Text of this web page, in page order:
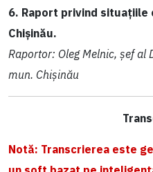
6. Raport privind
Chișinău.
Raportor: Oleg Melnic, șef al
mun. Chișinău
Notă: Transcrierea este